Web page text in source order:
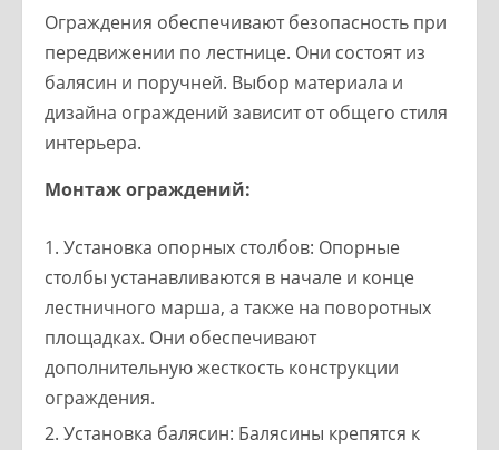
Ограждения обеспечивают безопасность при
передвижении по лестнице. Они состоят из
балясин и поручней. Выбор материала и
дизайна ограждений зависит от общего стиля
интерьера.
Монтаж ограждений:
Установка опорных столбов: Опорные
столбы устанавливаются в начале и конце
лестничного марша, а также на поворотных
площадках. Они обеспечивают
дополнительную жесткость конструкции
ограждения.
Установка балясин: Балясины крепятся к